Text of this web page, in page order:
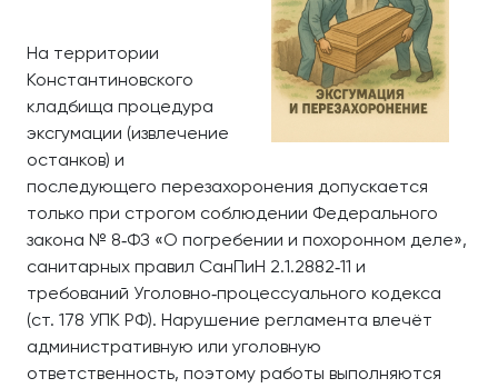
На территории
Константиновского
кладбища процедура
эксгумации (извлечение
останков) и
последующего перезахоронения допускается
только при строгом соблюдении Федерального
закона № 8‑ФЗ «О погребении и похоронном деле»,
санитарных правил СанПиН 2.1.2882‑11 и
требований Уголовно‑процессуального кодекса
(ст. 178 УПК РФ). Нарушение регламента влечёт
административную или уголовную
ответственность, поэтому работы выполняются